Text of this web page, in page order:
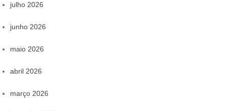
julho 2026
junho 2026
maio 2026
abril 2026
março 2026